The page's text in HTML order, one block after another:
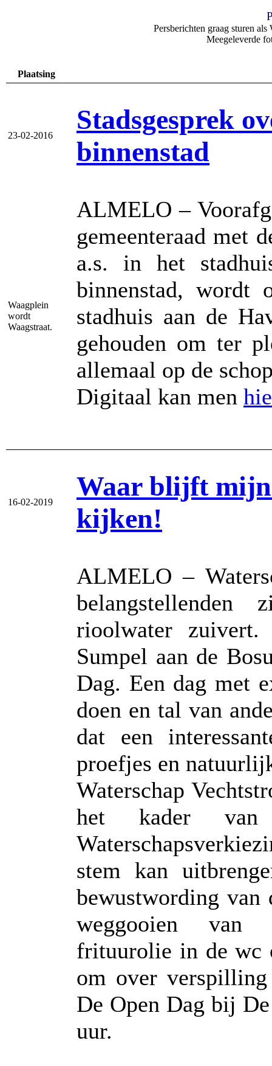
Persberichten graag sturen
Meegeleverde
Plaatsing
23-02-2016
Stadsgesprek
binnenstad
Waagplein
wordt
Waagstraat.
ALMELO –
gemeenteraad met
a.s. in het
binnenstad, wordt
stadhuis aan de
gehouden om ter
allemaal op de
Digitaal kan men
16-02-2019
Waar blijft mijn
kijken!
ALMELO –
rioolwater
Sumpel aan de
Dag. Een dag met
doen en tal van
dat een
proefjes en
Waterschap
het kader van
stem kan
bewustwording van
weggooien van
frituurolie in de wc
om over
De Open Dag bij
uur.